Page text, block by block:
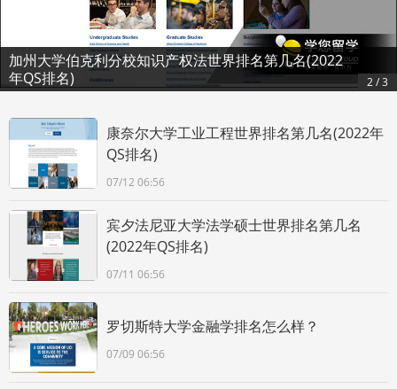
加州大学伯克利分校知识产权法世界排名第几名(2022
年QS排名)
2 / 3
康奈尔大学工业工程世界排名第几名(2022年
QS排名)
07/12 06:56
宾夕法尼亚大学法学硕士世界排名第几名
(2022年QS排名)
07/11 06:56
罗切斯特大学金融学排名怎么样？
07/09 06:56